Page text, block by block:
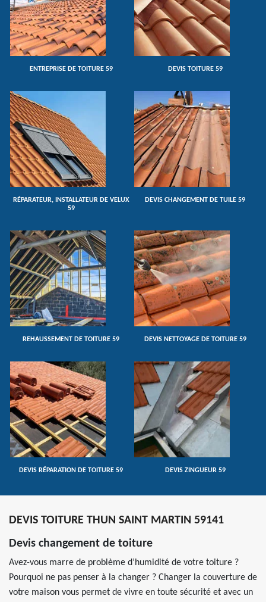
ENTREPRISE DE TOITURE 59 DEVIS TOITURE 59
RÉPARATEUR, INSTALLATEUR DE VELUX
59
DEVIS CHANGEMENT DE TUILE 59
REHAUSSEMENT DE TOITURE 59 DEVIS NETTOYAGE DE TOITURE 59
DEVIS RÉPARATION DE TOITURE 59 DEVIS ZINGUEUR 59
DEVIS TOITURE THUN SAINT MARTIN 59141
Devis changement de toiture
Avez-vous marre de problème d’humidité de votre toiture ?
Pourquoi ne pas penser à la changer ? Changer la couverture de
votre maison vous permet de vivre en toute sécurité et avec un